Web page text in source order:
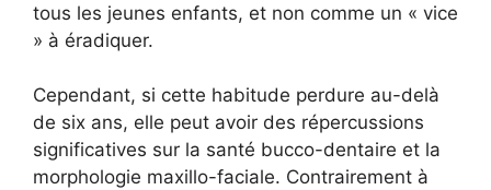
tous les jeunes enfants, et non comme un « vice
» à éradiquer.
Cependant, si cette habitude perdure au-delà
de six ans, elle peut avoir des répercussions
significatives sur la santé bucco-dentaire et la
morphologie maxillo-faciale. Contrairement à